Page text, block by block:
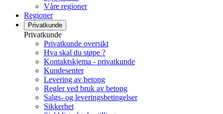
Våre regioner
Regioner
Privatkunde
Privatkunde
Privatkunde oversikt
Hva skal du støpe ?
Kontaktskjema - privatkunde
Kundesenter
Levering av betong
Regler ved bruk av betong
Salgs- og leveringsbetingelser
Sikkerhet